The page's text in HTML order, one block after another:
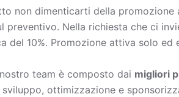
non dimenticarti della promozione
preventivo. Nella richiesta che ci
del 10%. Promozione attiva solo
team è composto dai migliori
ottimizzazione e